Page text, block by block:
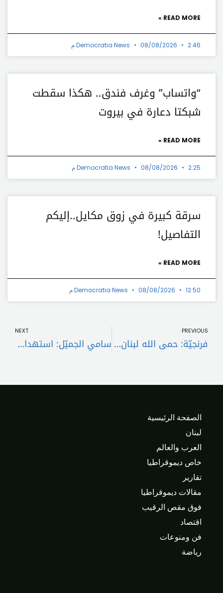
READ MORE »
Democratia News 08/08/2026 2:46 م
“واتساب” وغرف فندق.. هكذا سقطت
شبكتا دعارة في بيروت
READ MORE »
Democratia News 08/08/2026 2:25 م
سرقة كبيرة في زوق مكايل..إليكم
التفاصيل!
READ MORE »
Democratia News 08/08/2026 12:50 م
PREVIOUS
فرنجيّة: حمى الله لبنان من عدو لا يميّز ولا يرحم
NEXT
سامي الجميّل: استهداف إسرائيل لمواقع الجيش تعدٍّ صارخ للسيادة
الصفحة الرئيسية
لبنان
العرب والعالم
خاص ديموقراطيا
تقارير
مقالات ديموقراطيا
فوق مقص الرقيب
اقتصاد
فن ومنوعات
رياضة